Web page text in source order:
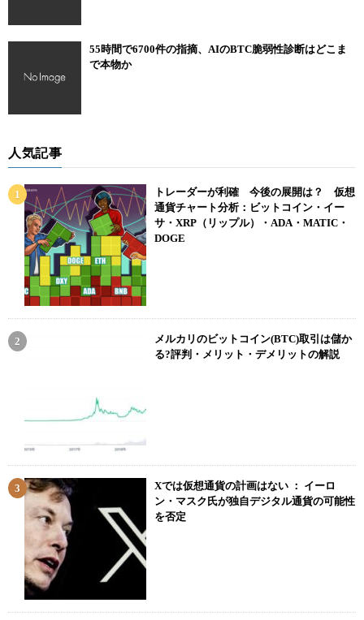
55時間で6700件の指摘、AIのBTC脆弱性診断はどこま
で本物か
人気記事
トレーダーが利確 今後の展開は？ 仮想
通貨チャート分析：ビットコイン・イー
サ・XRP（リップル）・ADA・MATIC・
DOGE
メルカリのビットコイン(BTC)取引は儲か
る?評判・メリット・デメリットの解説
Xでは仮想通貨の計画はない ： イーロ
ン・マスク氏が独自デジタル通貨の可能性
を否定